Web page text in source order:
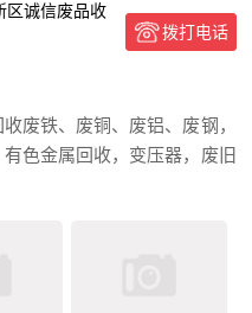
区诚信废品收
拨打电话
废铁、废铜、废铝、废钢，
色金属回收，变压器，废旧